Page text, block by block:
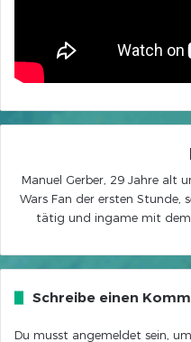
Manuel Gerber, 29 Jahre alt
Wars Fan der ersten Stunde,
tätig und ingame mit
Schreibe einen
Du musst angemeldet sein,